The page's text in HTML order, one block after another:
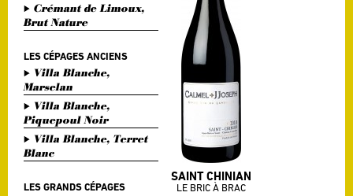
Crémant de Limoux,
Brut Nature
LES CÉPAGES ANCIENS
Villa Blanche,
Marselan
Villa Blanche,
Piquepoul Noir
Villa Blanche, Terret
Blanc
LES GRANDS CÉPAGES
SAINT CHINIAN
LE BRIC À BRAC